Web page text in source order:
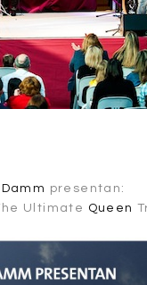
presentan:
Ultimate Queen